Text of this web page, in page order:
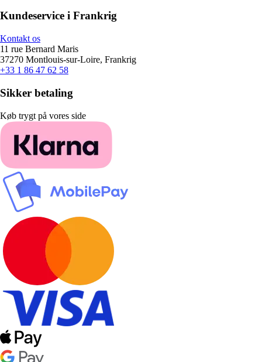
Kundeservice i Frankrig
Kontakt os
11 rue Bernard Maris
37270 Montlouis-sur-Loire, Frankrig
+33 1 86 47 62 58
Sikker betaling
Køb trygt på vores side